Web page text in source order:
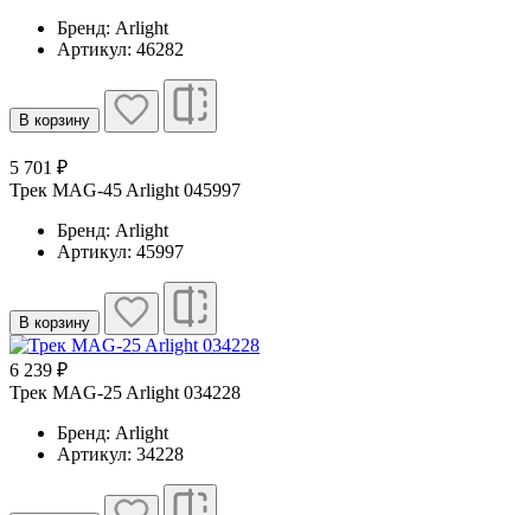
Бренд: Arlight
Артикул: 46282
В корзину
5 701 ₽
Трек MAG-45 Arlight 045997
Бренд: Arlight
Артикул: 45997
В корзину
6 239 ₽
Трек MAG-25 Arlight 034228
Бренд: Arlight
Артикул: 34228